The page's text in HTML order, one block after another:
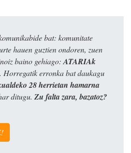
bat: komunitate
hauen guztien ondoren, zuen
baino gehiago: ATARIAk
. Horregatik erronka bat daukagu
28 herrietan hamarna
ditugu. Zu falta zara, bazatoz?